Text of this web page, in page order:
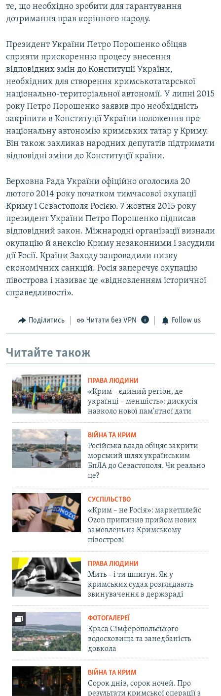
те, що необхідно зробити для гарантування
дотримання прав корінного народу.
Президент України Петро Порошенко обіцяв
сприяти прискоренню процесу внесення
відповідних змін до Конституції України,
необхідних для створення кримськотатарської
національно-територіальної автономії. У липні 2015
року Петро Порошенко заявив про необхідність
закріпити в Конституції України положення про
національну автономію кримських татар у Криму.
Він також закликав народних депутатів підтримати
відповідні зміни до Конституції країни.
Верховна Рада України офіційно оголосила 20
лютого 2014 року початком тимчасової окупації
Криму і Севастополя Росією. 7 жовтня 2015 року
президент України Петро Порошенко підписав
відповідний закон. Міжнародні організації визнали
окупацію й анексію Криму незаконними і засудили
дії Росії. Країни Заходу запровадили низку
економічних санкцій. Росія заперечує окупацію
півострова і називає це «відновленням історичної
справедливості».
Поділитись Читати без VPN Follow us
Читайте також
ПРАВА ЛЮДИНИ
«Крим – єдиний регіон, де
українці – меншість»: дискусія
навколо нової пам'ятної дати
ВІЙНА ТА КРИМ
Російська влада обіцяє закрити
морський шлях українським
БпЛА до Севастополя. Чи реально
це?
СУСПІЛЬСТВО
«Крим – не Росія»: маркетплейс
Ozon припинив прийом нових
замовлень на Кримському
півострові
ПРАВА ЛЮДИНИ
Мить – і ти шпигун. Як у
кримських судах розглядають
звинувачення в держзраді
ФОТОГАЛЕРЕЇ
Краса Сімферопольського
водосховища та занедбаність
довкола
ВІЙНА ТА КРИМ
Сорок днів, сорок ночей. Про
результати кримської операції з